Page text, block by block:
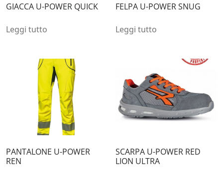
GIACCA U-POWER QUICK
Leggi tutto
FELPA U-POWER SNUG
Leggi tutto
PANTALONE U-POWER
REN
SCARPA U-POWER RED
LION ULTRA